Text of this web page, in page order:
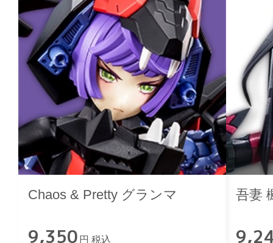
Chaos & Pretty グランマ
9,350 円 税込
吾妻